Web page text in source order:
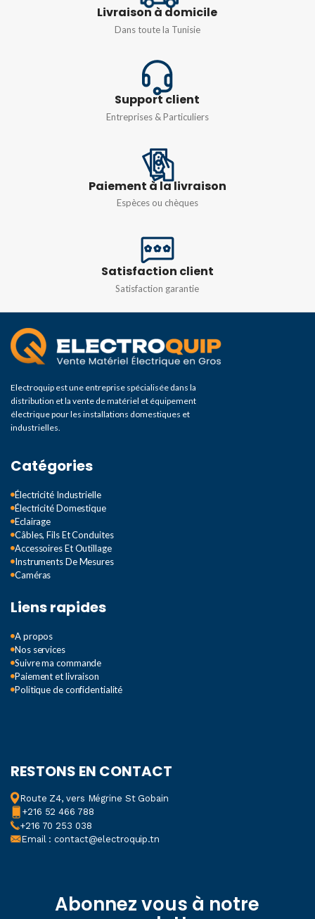
4-6MM
1000 V – 16 A
Livraison à domicile
Dans toute la Tunisie
Support client
Entreprises & Particuliers
Paiement à la livraison
Espèces ou chèques
Satisfaction client
Satisfaction garantie
Electroquip est une entreprise spécialisée dans la
distribution et la vente de matériel et équipement
électrique pour les installations domestiques et
industrielles.
Catégories
Électricité Industrielle
Électricité Domestique
Eclairage
Câbles, Fils Et Conduites
Accessoires Et Outillage
Instruments De Mesures
Caméras
Liens rapides
A propos
Nos services
Suivre ma commande
Paiement et livraison
Politique de confidentialité
RESTONS EN CONTACT
Route Z4, vers Mégrine St Gobain
+216 52 466 788
+216 70 253 038
Email : contact@electroquip.tn
Abonnez vous à notre